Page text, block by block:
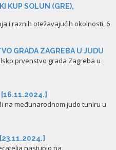
KUP SOLUN (GRE),
i raznih otežavajućih okolnosti, 6
GRADA ZAGREBA U JUDU
prvenstvo grada Zagreba u
[16.11.2024.]
na međunarodnom judo tuniru u
nastupio na